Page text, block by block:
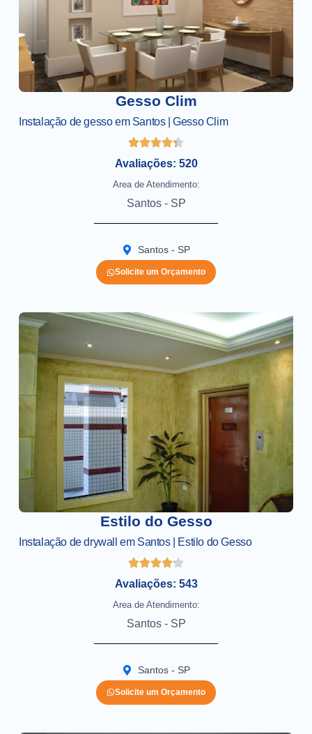
Gesso Clim
Instalação de gesso em Santos | Gesso Clim
Avaliações: 520
Area de Atendimento:
Santos - SP
Santos - SP
Solicite um Orçamento
Estilo do Gesso
Instalação de drywall em Santos | Estilo do Gesso
Avaliações: 543
Area de Atendimento:
Santos - SP
Santos - SP
Solicite um Orçamento